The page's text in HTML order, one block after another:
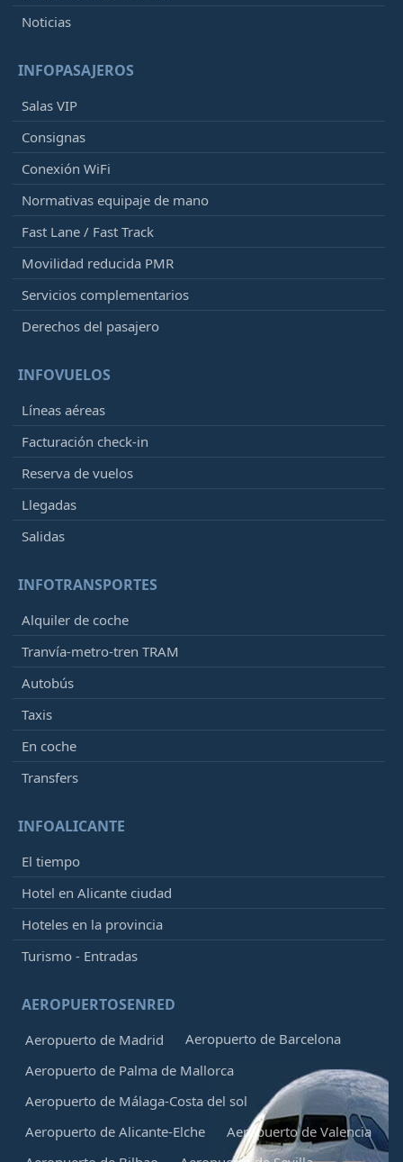
Noticias
INFOPASAJEROS
Salas VIP
Consignas
Conexión WiFi
Normativas equipaje de mano
Fast Lane / Fast Track
Movilidad reducida PMR
Servicios complementarios
Derechos del pasajero
INFOVUELOS
Líneas aéreas
Facturación check-in
Reserva de vuelos
Llegadas
Salidas
INFOTRANSPORTES
Alquiler de coche
Tranvía-metro-tren TRAM
Autobús
Taxis
En coche
Transfers
INFOALICANTE
El tiempo
Hotel en Alicante ciudad
Hoteles en la provincia
Turismo - Entradas
AEROPUERTOSENRED
Aeropuerto de Madrid
Aeropuerto de Barcelona
Aeropuerto de Palma de Mallorca
Aeropuerto de Málaga-Costa del sol
Aeropuerto de Alicante-Elche
Aeropuerto de Valencia